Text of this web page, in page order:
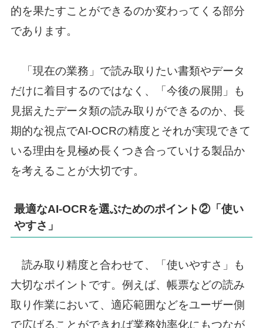
的を果たすことができるのか変わってくる部分
であります。
「現在の業務」で読み取りたい書類やデータ
だけに着目するのではなく、「今後の展開」も
見据えたデータ類の読み取りができるのか、長
期的な視点でAI-OCRの精度とそれが実現できて
いる理由を見極め長くつき合っていける製品か
を考えることが大切です。
最適なAI-OCRを選ぶためのポイント②「使い
やすさ」
読み取り精度と合わせて、「使いやすさ」も
大切なポイントです。例えば、帳票などの読み
取り作業において、適応範囲などをユーザー側
で広げることができれば業務効率化にもつなが